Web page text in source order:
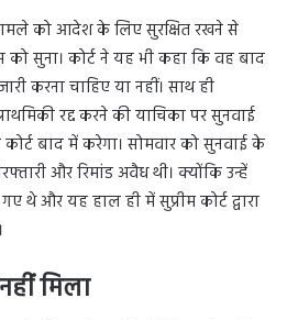
को आदेश के लिए सुरक्षित रखने से
सुना। कोर्ट ने यह भी कहा कि वह बाद
करना चाहिए या नहीं। साथ ही
रद्द करने की याचिका पर सुनवाई
बाद में करेगा। सोमवार को सुनवाई के
और रिमांड अवैध थी। क्योंकि उन्हें
थे और यह हाल ही में सुप्रीम कोर्ट द्वारा
मिला